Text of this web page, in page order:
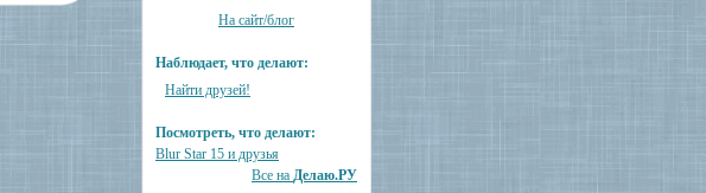
На сайт/блог
Наблюдает, что делают:
Найти друзей!
Посмотреть, что делают:
Blur Star 15 и друзья
Все на Делаю.РУ